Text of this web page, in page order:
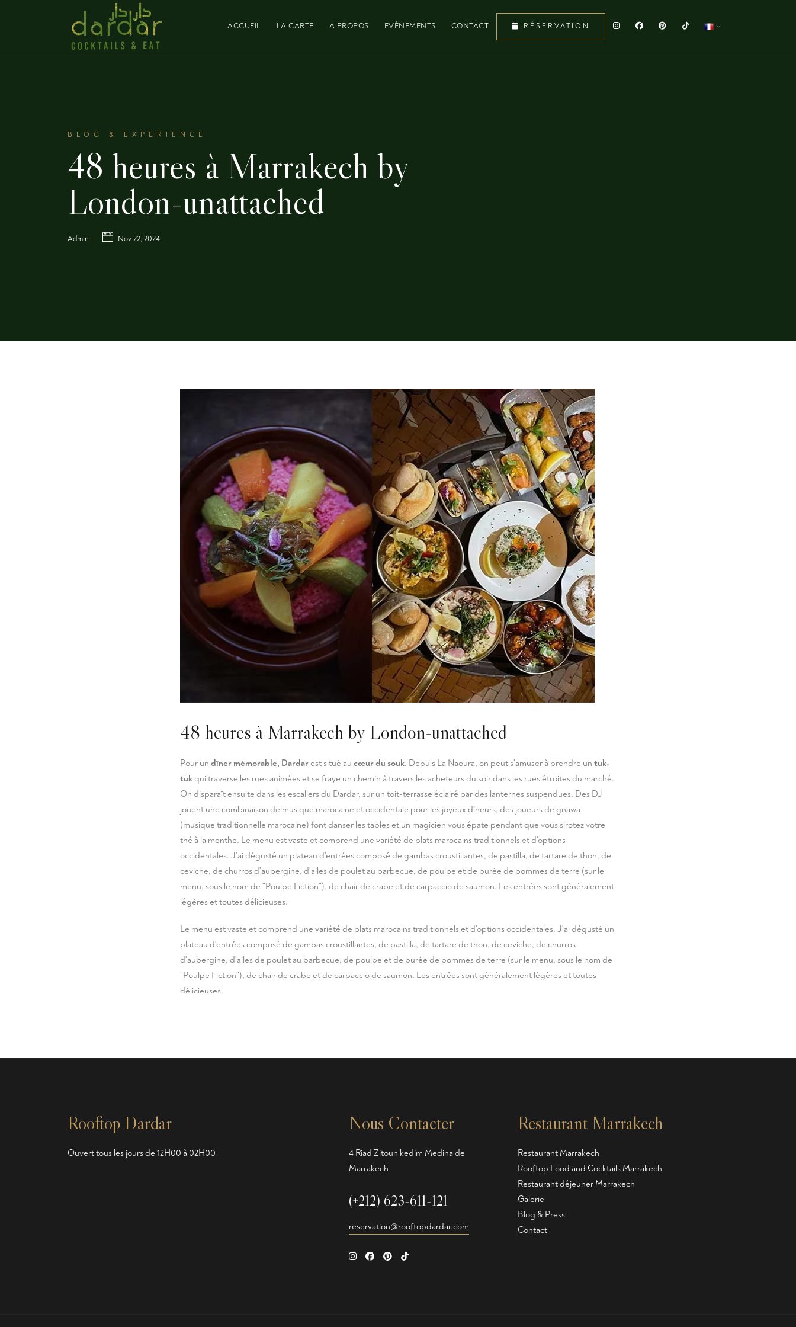
ACCUEIL LA CARTE A PROPOS EVÉNEMENTS CONTACT RÉSERVATION
BLOG & EXPERIENCE
48 heures à Marrakech by
London-unattached
Admin Nov 22, 2024
48 heures à Marrakech by London-unattached
Pour un dîner mémorable, Dardarest situé au cœur du souk. Depuis La Naoura, on peut s'amuser à prendre un tuk-
tukqui traverse les rues animées et se fraye un chemin à travers les acheteurs du soir dans les rues étroites du marché.
On disparaît ensuite dans les escaliers du Dardar, sur un toit-terrasse éclairé par des lanternes suspendues. Des DJ
jouent une combinaison de musique marocaine et occidentale pour les joyeux dîneurs, des joueurs de gnawa
(musique traditionnelle marocaine) font danser les tables et un magicien vous épate pendant que vous sirotez votre
thé à la menthe. Le menu est vaste et comprend une variété de plats marocains traditionnels et d'options
occidentales. J'ai dégusté un plateau d'entrées composé de gambas croustillantes, de pastilla, de tartare de thon, de
ceviche, de churros d'aubergine, d'ailes de poulet au barbecue, de poulpe et de purée de pommes de terre (sur le
menu, sous le nom de "Poulpe Fiction"), de chair de crabe et de carpaccio de saumon. Les entrées sont généralement
légères et toutes délicieuses.
Le menu est vaste et comprend une variété de plats marocains traditionnels et d'options occidentales. J'ai dégusté un
plateau d'entrées composé de gambas croustillantes, de pastilla, de tartare de thon, de ceviche, de churros
d'aubergine, d'ailes de poulet au barbecue, de poulpe et de purée de pommes de terre (sur le menu, sous le nom de
"Poulpe Fiction"), de chair de crabe et de carpaccio de saumon. Les entrées sont généralement légères et toutes
délicieuses.
Rooftop Dardar
Ouvert tous les jours de 12H00 à 02H00
Nous Contacter
4 Riad Zitoun kedim Medina de
Marrakech
(+212) 623-611-121
reservation@rooftopdardar.com
Restaurant Marrakech
Restaurant Marrakech
Rooftop Food and Cocktails Marrakech
Restaurant déjeuner Marrakech
Galerie
Blog & Press
Contact